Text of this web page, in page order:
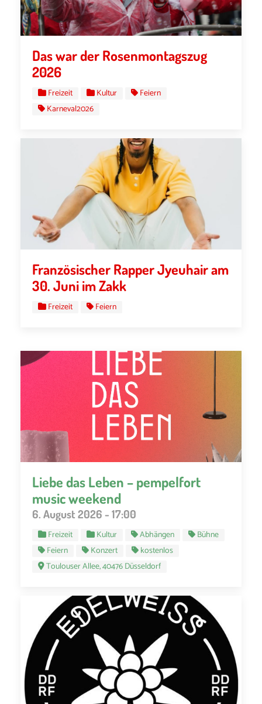
Das war der Rosenmontagszug
2026
Freizeit Kultur
Feiern
Karneval2026
Französischer Rapper Jyeuhair am
30. Juni im Zakk
Freizeit Feiern
Liebe das Leben – pempelfort
music weekend
6. August 2026 - 17:00
Freizeit Kultur Abhängen
Bühne
Feiern
Konzert
kostenlos
Toulouser Allee, 40476 Düsseldorf